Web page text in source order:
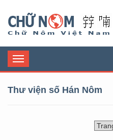
Toggle
navigation
Thư viện số Hán Nôm